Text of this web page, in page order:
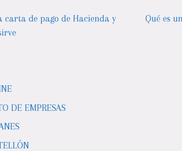
carta de pago de Hacienda y
Qué es
DE EMPRESAS